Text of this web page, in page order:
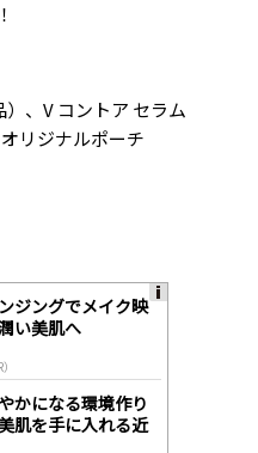
、V コントア セラム
リジナルポーチ
ジングでメイク映
い美肌へ
かになる環境作り
肌を手に入れる近